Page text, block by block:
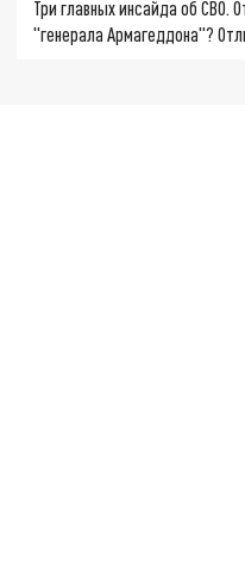
Три главных инсайда об СВО.
"генерала Армагеддона"?